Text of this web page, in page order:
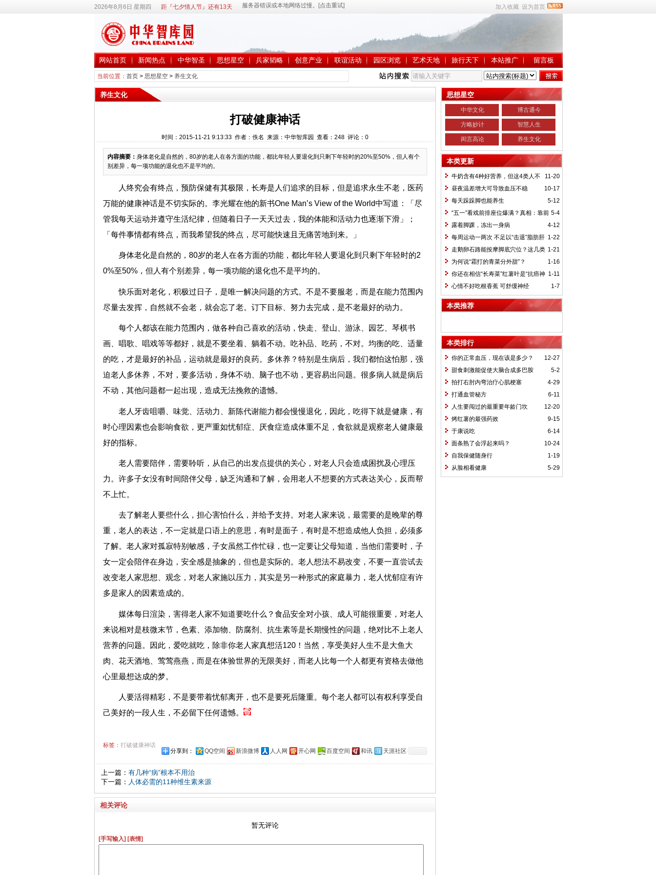
2026年8月6日 星期四 距『七夕情人节』还有13天 加入收藏 设为首页
网站首页 新闻热点 中华智圣 思想星空 兵家韬略 创意产业 联谊活动 园区浏览 艺术天地 旅行天下 本站推广 留言板
当前位置： 首页> 思想星空> 养生文化
养生文化
打破健康神话
时间：2015-11-21 9:13:33 作者：佚名 来源：中华智库园 查看： 248评论： 0
内容摘要： 身体老化是自然的，80岁的老人在各方面的功能，都比年轻人要退化到只剩下年轻时的20%至50%，但人有个
别差异，每一项功能的退化也不是平均的。
人终究会有终点，预防保健有其极限，长寿是人们追求的目标，但是追求永生不老，医药
万能的健康神话是不切实际的。李光耀在他的新书One Man’s View of the World中写道：「尽
管我每天运动并遵守生活纪律，但随着日子一天天过去，我的体能和活动力也逐渐下滑」；
「每件事情都有终点，而我希望我的终点，尽可能快速且无痛苦地到来。」
身体老化是自然的，80岁的老人在各方面的功能，都比年轻人要退化到只剩下年轻时的2
0%至50%，但人有个别差异，每一项功能的退化也不是平均的。
快乐面对老化，积极过日子，是唯一解决问题的方式。不是不要服老，而是在能力范围内
尽量去发挥，自然就不会老，就会忘了老。订下目标、努力去完成，是不老最好的动力。
每个人都该在能力范围内，做各种自己喜欢的活动，快走、登山、游泳、园艺、琴棋书
画、唱歌、唱戏等等都好，就是不要坐着、躺着不动。吃补品、吃药，不对。均衡的吃、适量
的吃，才是最好的补品，运动就是最好的良药。多休养？特别是生病后，我们都怕这怕那，强
迫老人多休养，不对，要多活动，身体不动、脑子也不动，更容易出问题。很多病人就是病后
不动，其他问题都一起出现，造成无法挽救的遗憾。
老人牙齿咀嚼、味觉、活动力、新陈代谢能力都会慢慢退化，因此，吃得下就是健康，有
时心理因素也会影响食欲，更严重如忧郁症、厌食症造成体重不足，食欲就是观察老人健康最
好的指标。
老人需要陪伴，需要聆听，从自己的出发点提供的关心，对老人只会造成困扰及心理压
力。许多子女没有时间陪伴父母，缺乏沟通和了解，会用老人不想要的方式表达关心，反而帮
不上忙。
去了解老人要些什么，担心害怕什么，并给予支持。对老人家来说，最需要的是晚辈的尊
重，老人的表达，不一定就是口语上的意思，有时是面子，有时是不想造成他人负担，必须多
了解。老人家对孤寂特别敏感，子女虽然工作忙碌，也一定要让父母知道，当他们需要时，子
女一定会陪伴在身边，安全感是抽象的，但也是实际的。老人想法不易改变，不要一直尝试去
改变老人家思想、观念，对老人家施以压力，其实是另一种形式的家庭暴力，老人忧郁症有许
多是家人的因素造成的。
媒体每日渲染，害得老人家不知道要吃什么？食品安全对小孩、成人可能很重要，对老人
来说相对是枝微末节，色素、添加物、防腐剂、抗生素等是长期慢性的问题，绝对比不上老人
营养的问题。因此，爱吃就吃，除非你老人家真想活120！当然，享受美好人生不是大鱼大
肉、花天酒地、莺莺燕燕，而是在体验世界的无限美好，而老人比每一个人都更有资格去做他
心里最想达成的梦。
人要活得精彩，不是要带着忧郁离开，也不是要死后隆重。每个老人都可以有权利享受自
己美好的一段人生，不必留下任何遗憾。
标签： 打破健康神话
分享到：
QQ空间 新浪微博 人人网 开心网 百度空间 和讯 天涯社区
上一篇： 有几种“病”根本不用治
下一篇： 人体必需的11种维生素来源
相关评论
暂无评论
[手写输入] [表情]
思想星空
中华文化 博古通今
方略妙计 智慧人生
闳言高论 养生文化
本类更新
11-20
牛奶含有4种好营养，但这4类人不
宜饮用
10-17
昼夜温差增大可导致血压不稳
5-12
每天跺跺脚也能养生
5-4
“五一”看戏前排座位爆满？真相：靠前
不一定最好
4-12
露着脚踝，冻出一身病
1-22
每周运动一两次 不足以“击退”脂肪肝
1-21
走鹅卵石路能按摩脚底穴位？这几类
人最好别走
1-16
为何说“霜打的青菜分外甜”？
1-11
你还在相信“长寿菜”红薯叶是“抗癌神
器”吗？
1-7
心情不好吃根香蕉 可舒缓神经
本类推荐
本类排行
12-27
你的正常血压，现在该是多少？
5-2
甜食刺激能促使大脑合成多巴胺
4-29
拍打右肘内弯治疗心肌梗塞
6-11
打通血管秘方
12-20
人生要闯过的最重要年龄门坎
9-15
烤红薯的最强药效
6-14
于康说吃
10-24
面条熟了会浮起来吗？
1-19
自我保健随身行
5-29
从脸相看健康